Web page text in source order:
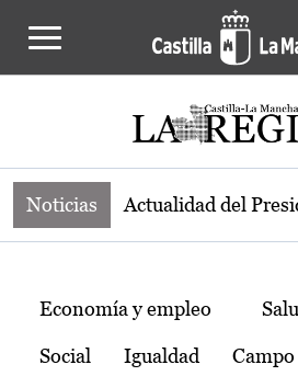
Noticias de la región
Noticias Actualidad del
Temas
Economía y empleo
Social Igualdad Campo